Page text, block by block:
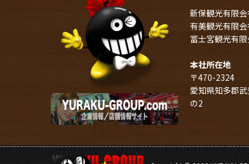
新保観光有限会
有美観光有限会
冨士宮観光有
本社所在地
〒470-2324
愛知県知多郡
の2